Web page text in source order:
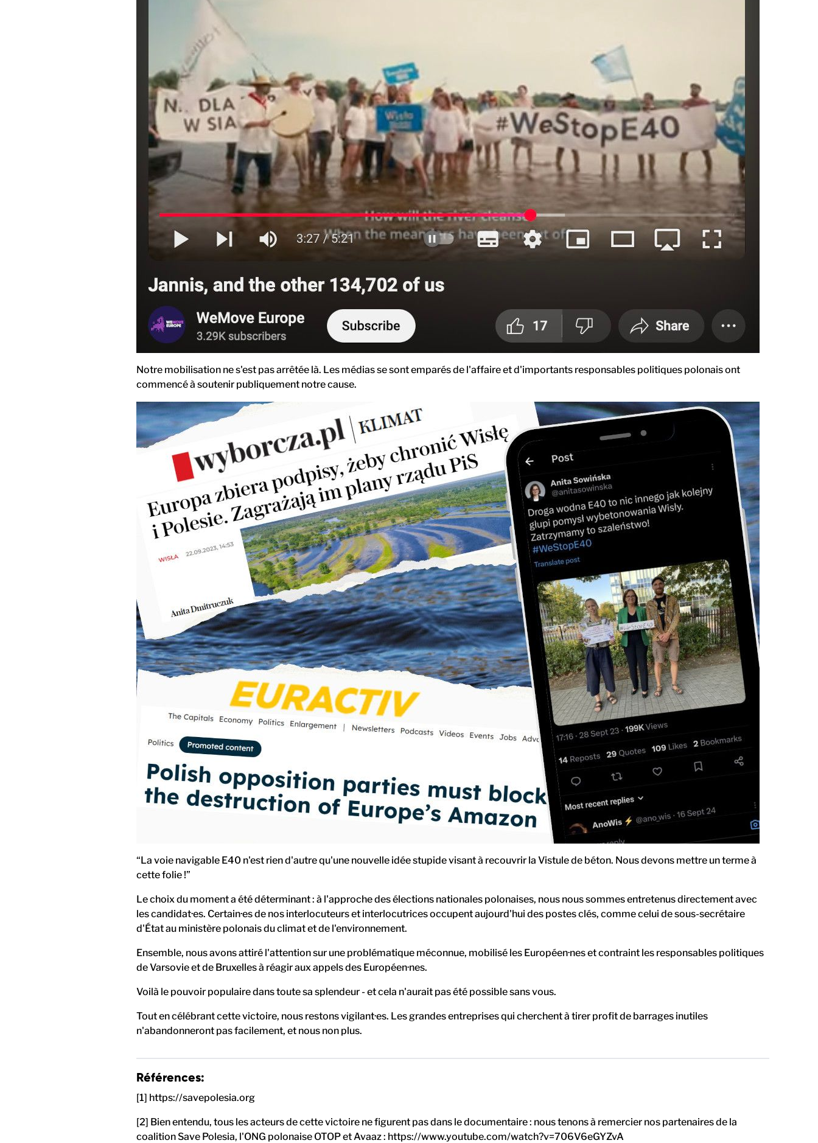
Notre mobilisation ne s'est pas arrêtée là. Les médias se sont emparés de l'affaire et d'importants responsables politiques polonais ont
commencé à soutenir publiquement notre cause.
“La voie navigable E40 n'est rien d'autre qu'une nouvelle idée stupide visant à recouvrir la Vistule de béton. Nous devons mettre un terme à
cette folie !”
Le choix du moment a été déterminant : à l'approche des élections nationales polonaises, nous nous sommes entretenus directement avec
les candidat·es. Certain·es de nos interlocuteurs et interlocutrices occupent aujourd'hui des postes clés, comme celui de sous-secrétaire
d'État au ministère polonais du climat et de l'environnement.
Ensemble, nous avons attiré l'attention sur une problématique méconnue, mobilisé les Européen·nes et contraint les responsables politiques
de Varsovie et de Bruxelles à réagir aux appels des Européen·nes.
Voilà le pouvoir populaire dans toute sa splendeur - et cela n'aurait pas été possible sans vous.
Tout en célébrant cette victoire, nous restons vigilant·es. Les grandes entreprises qui cherchent à tirer profit de barrages inutiles
n'abandonneront pas facilement, et nous non plus.
Références:
[1] https://savepolesia.org
[2] Bien entendu, tous les acteurs de cette victoire ne figurent pas dans le documentaire : nous tenons à remercier nos partenaires de la
coalition Save Polesia, l'ONG polonaise OTOP et Avaaz : https://www.youtube.com/watch?v=706V6eGYZvA